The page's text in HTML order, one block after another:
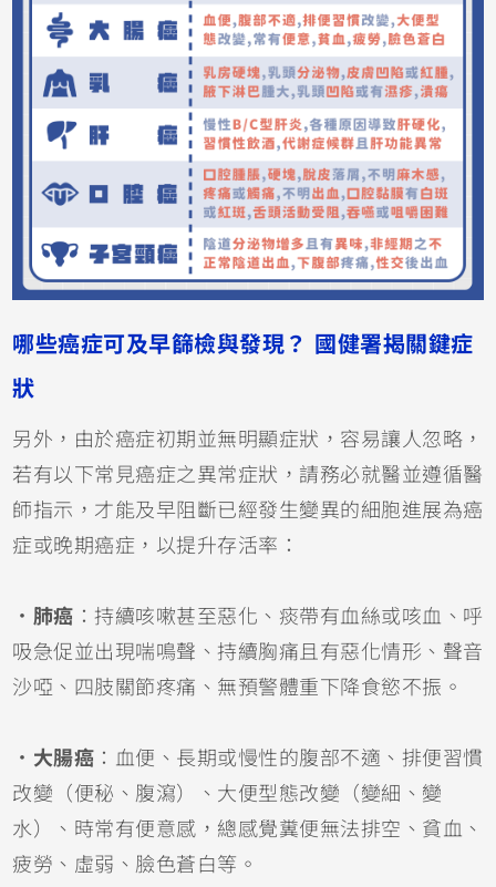
哪些癌症可及早篩檢與發現？ 國健署揭關鍵症
狀
另外，由於癌症初期並無明顯症狀，容易讓人忽略，
若有以下常見癌症之異常症狀，請務必就醫並遵循醫
師指示，才能及早阻斷已經發生變異的細胞進展為癌
症或晚期癌症，以提升存活率：
．肺癌 ：持續咳嗽甚至惡化、痰帶有血絲或咳血、呼
吸急促並出現喘鳴聲、持續胸痛且有惡化情形、聲音
沙啞、四肢關節疼痛、無預警體重下降食慾不振。
．大腸癌 ：血便、長期或慢性的腹部不適、排便習慣
改變（便秘、腹瀉）、大便型態改變（變細、變
水）、時常有便意感，總感覺糞便無法排空、貧血、
疲勞、虛弱、臉色蒼白等。